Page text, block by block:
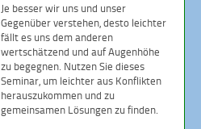
Je besser wir uns und unser
Gegenüber verstehen, desto leichter
fällt es uns dem anderen
wertschätzend und auf Augenhöhe
zu begegnen. Nutzen Sie dieses
Seminar, um leichter aus Konflikten
herauszukommen und zu
gemeinsamen Lösungen zu finden.